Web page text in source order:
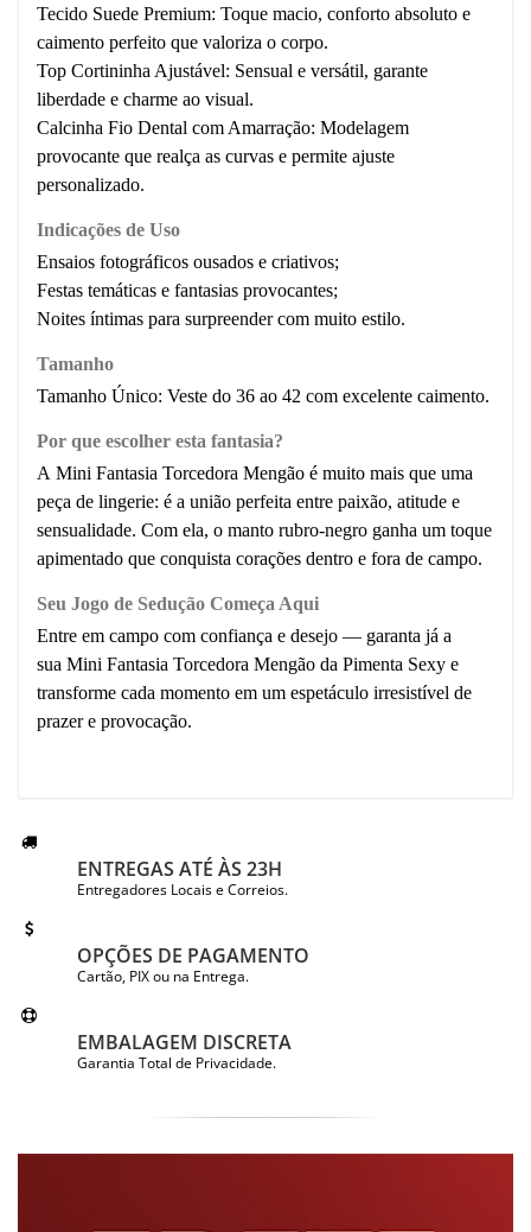
Tecido Suede Premium: Toque macio, conforto absoluto e
caimento perfeito que valoriza o corpo.
Top Cortininha Ajustável: Sensual e versátil, garante
liberdade e charme ao visual.
Calcinha Fio Dental com Amarração: Modelagem
provocante que realça as curvas e permite ajuste
personalizado.
Indicações de Uso
Ensaios fotográficos ousados e criativos;
Festas temáticas e fantasias provocantes;
Noites íntimas para surpreender com muito estilo.
Tamanho
Tamanho Único: Veste do 36 ao 42 com excelente caimento.
Por que escolher esta fantasia?
A Mini Fantasia Torcedora Mengão é muito mais que uma
peça de lingerie: é a união perfeita entre paixão, atitude e
sensualidade. Com ela, o manto rubro-negro ganha um toque
apimentado que conquista corações dentro e fora de campo.
Seu Jogo de Sedução Começa Aqui
Entre em campo com confiança e desejo — garanta já a
sua Mini Fantasia Torcedora Mengão da Pimenta Sexy e
transforme cada momento em um espetáculo irresistível de
prazer e provocação.
ENTREGAS ATÉ ÀS 23H
Entregadores Locais e Correios.
OPÇÕES DE PAGAMENTO
Cartão, PIX ou na Entrega.
EMBALAGEM DISCRETA
Garantia Total de Privacidade.